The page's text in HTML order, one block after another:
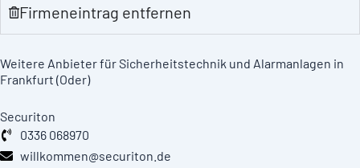
Firmeneintrag entfernen
Weitere Anbieter für Sicherheitstechnik und Alarmanlagen in
Frankfurt (Oder)
Securiton
0336 068970
willkommen@securiton.de